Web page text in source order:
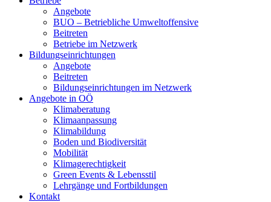
Angebote
BUO – Betriebliche Umweltoffensive
Beitreten
Betriebe im Netzwerk
Bildungseinrichtungen
Angebote
Beitreten
Bildungseinrichtungen im Netzwerk
Angebote in OÖ
Klimaberatung
Klimaanpassung
Klimabildung
Boden und Biodiversität
Mobilität
Klimagerechtigkeit
Green Events & Lebensstil
Lehrgänge und Fortbildungen
Kontakt